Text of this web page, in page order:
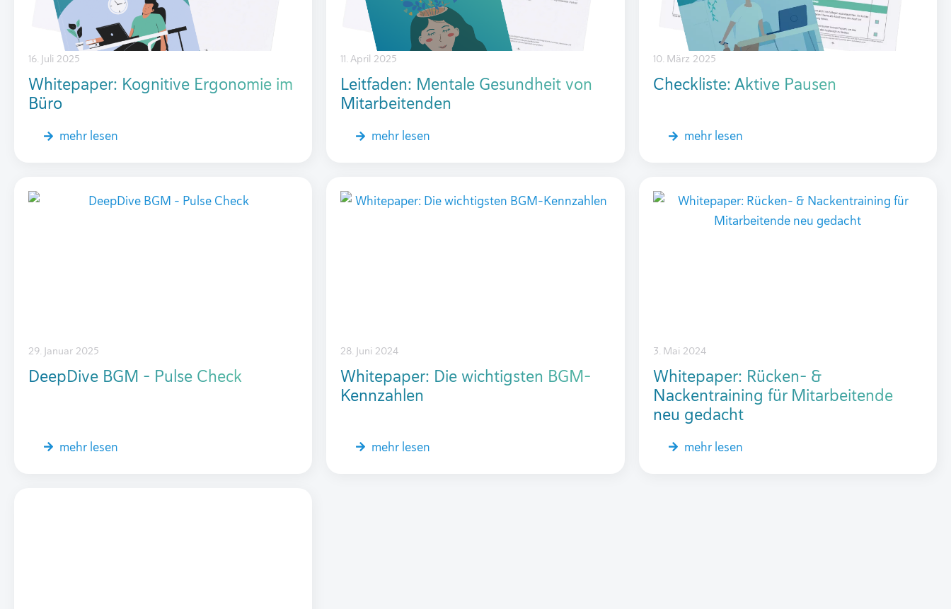
Whitepaper: Kognitive Ergonomie im
Büro
16. Juli 2025
mehr lesen
Leitfaden: Mentale Gesundheit von
Mitarbeitenden
11. April 2025
mehr lesen
Checkliste: Aktive Pausen
10. März 2025
mehr lesen
DeepDive BGM – Pulse Check
29. Januar 2025
mehr lesen
Whitepaper: Die wichtigsten BGM-
Kennzahlen
28. Juni 2024
mehr lesen
Whitepaper: Rücken- &
Nackentraining für Mitarbeitende
neu gedacht
3. Mai 2024
mehr lesen